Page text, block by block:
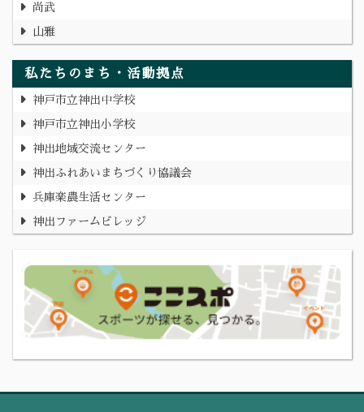
尚武
山雅
私たちのまち・活動拠点
神戸市立神出中学校
神戸市立神出小学校
神出地域交流センター
神出ふれあいまちづくり協議会
兵庫楽農生活センター
神出ファームビレッジ